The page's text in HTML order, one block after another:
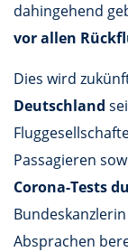
dahingehend
vor allen
Dies wird
Deutschland
Passagieren
Corona-Tests
Absprachen